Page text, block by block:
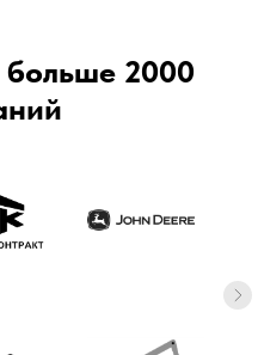
2000